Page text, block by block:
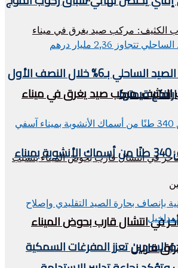
الكثيف: مركب صيد يغرق في ميناء
في انتشال قارب بحوض الميناء
قاربين
تراجع مفرغات الصيد الساحلي بـ6% خلال النصف الأول
تفريغ وتسويق 340 طنًا من أسماك الأنشوبة بميناء
السردين تعزز المفرغات السمكية